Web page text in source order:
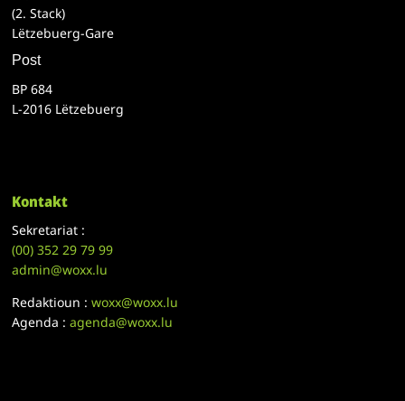
(2. Stack)
Lëtzebuerg-Gare
Post
BP 684
L-2016 Lëtzebuerg
Kontakt
Sekretariat :
(00)352 29 79 99
admin@woxx.lu
Redaktioun :woxx@woxx.lu
Agenda :agenda@woxx.lu